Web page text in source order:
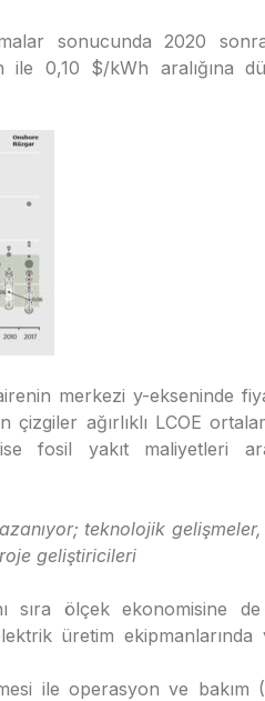
sonucunda 2020
0,10 $/kWh aralığına
merkezi y-ekseninde
ağırlıklı LCOE
fosil yakıt maliyetleri
teknolojik
geliştiricileri
sıra ölçek ekonomisine de
üretim ekipmanlarında
ile operasyon ve bakım